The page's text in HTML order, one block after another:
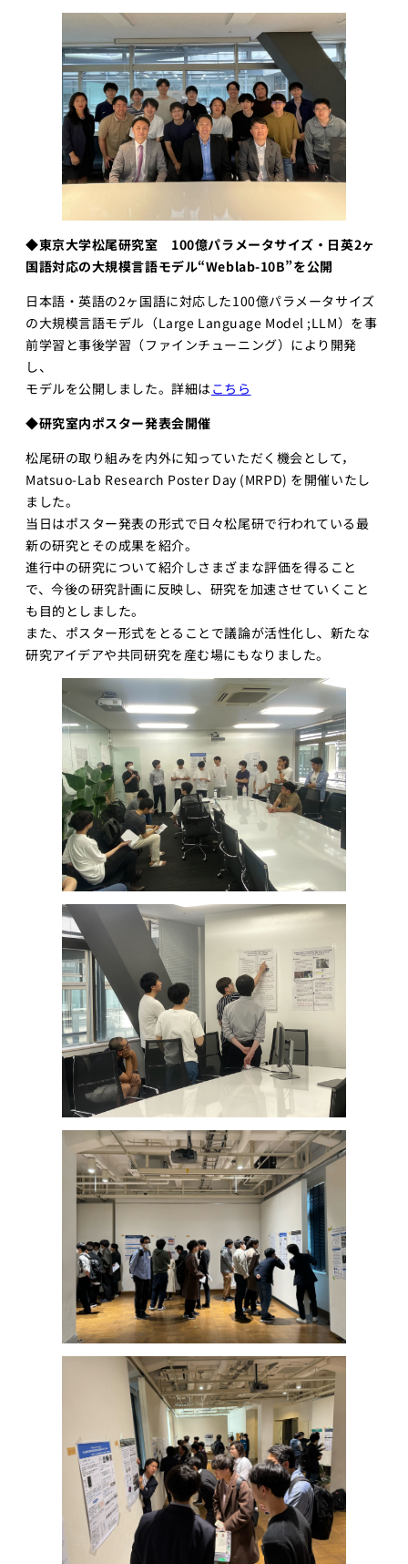
◆東京大学松尾研究室​ 100億パラメータサイズ・日英2ヶ
国語対応の大規模言語モデル“Weblab-10B”を公開
日本語・英語の2ヶ国語に対応した100億パラメータサイズ
の大規模言語モデル（Large Language Model ;LLM）を事
前学習と事後学習（ファインチューニング）により開発
し、
モデルを公開しました。詳細はこちら
◆研究室内ポスター発表会​開催
松尾研の取り組みを内外に知っていただく機会として，
Matsuo-Lab Research Poster Day (MRPD) を開催いたし
ました。
当日はポスター発表の形式で日々松尾研で行われている最
新の研究とその成果を紹介。
進行中の研究について紹介しさまざまな評価を得ること
で、今後の研究計画に反映し、研究を加速させていくこと
も目的としました。
また、ポスター形式をとることで議論が活性化し、新たな
研究アイデアや共同研究を産む場にもなりました。